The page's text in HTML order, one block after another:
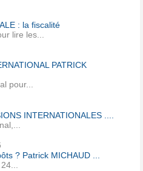
: la fiscalité
lire les...
PATRICK
pour...
INTERNATIONALES ....
? Patrick MICHAUD ...